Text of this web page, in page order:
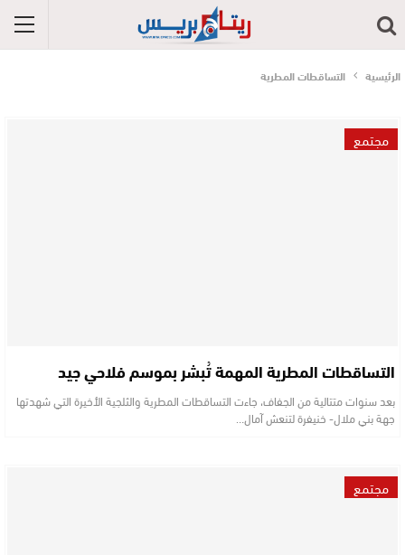
الرئيسية التساقطات المطرية
مجتمع
التساقطات المطرية المهمة تُبشر بموسم فلاحي جيد
بعد سنوات متتالية من الجفاف، جاءت التساقطات المطرية والثلجية الأخيرة التي شهدتها
جهة بني ملال- خنيفرة لتنعش آمال…
مجتمع